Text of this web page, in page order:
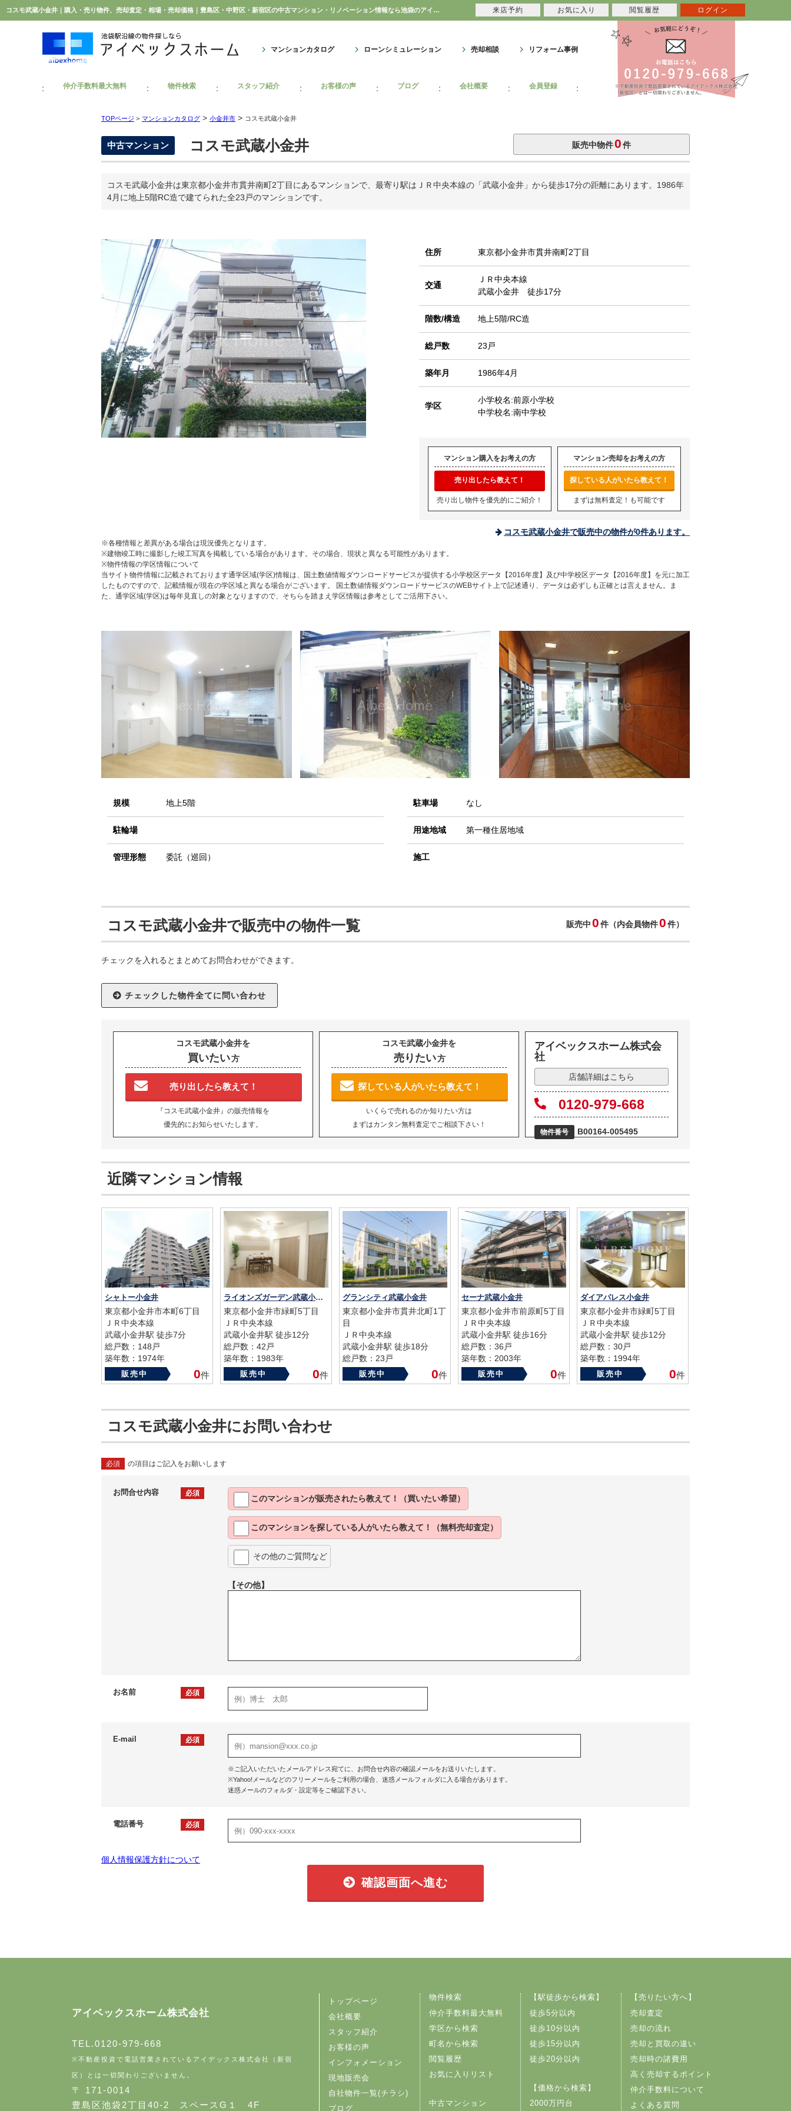
コスモ武蔵小金井｜購入・売り物件、売却査定・相場・売却価格｜豊島区・中野区・新宿区の中古マンション・リノベーション情報なら池袋のアイベックスホーム！のマンション情報のことならアイベックスホーム株式会社
マンションカタログ ローンシミュレーション 売却相談 リフォーム事例
仲介手数料最大無料 物件検索 スタッフ紹介 お客様の声 ブログ 会社概要 会員登録
TOPページ > マンションカタログ > 小金井市 > コスモ武蔵小金井
中古マンション コスモ武蔵小金井 販売中物件0件
コスモ武蔵小金井は東京都小金井市貫井南町2丁目にあるマンションで、最寄り駅はＪＲ中央本線の「武蔵小金井」から徒歩17分の距離にあります。1986年
4月に地上5階RC造で建てられた全23戸のマンションです。
住所 東京都小金井市貫井南町2丁目
交通
ＪＲ中央本線
武蔵小金井 徒歩17分
階数/構造 地上5階/RC造
総戸数 23戸
築年月 1986年4月
学区
小学校名:前原小学校
中学校名:南中学校
マンション購入をお考えの方
売り出したら教えて！
売り出し物件を優先的にご紹介！
マンション売却をお考えの方
探している人がいたら教えて！
まずは無料査定！も可能です
コスモ武蔵小金井で販売中の物件が0件あります。
※各種情報と差異がある場合は現況優先となります。
※建物竣工時に撮影した竣工写真を掲載している場合があります。その場合、現状と異なる可能性があります。
※物件情報の学区情報について
当サイト物件情報に記載されております通学区域(学区)情報は、国土数値情報ダウンロードサービスが提供する小学校区データ【2016年度】及び中学校区データ【2016年度】を元に加工
したものですので、記載情報が現在の学区域と異なる場合がございます。 国土数値情報ダウンロードサービスのWEBサイト上で記述通り、データは必ずしも正確とは言えません。ま
た、通学区域(学区)は毎年見直しの対象となりますので、そちらを踏まえ学区情報は参考としてご活用下さい。
規模 地上5階
駐輪場
管理形態 委託（巡回）
駐車場 なし
用途地域 第一種住居地域
施工
コスモ武蔵小金井で販売中の物件一覧 販売中0件（内会員物件0件）
チェックを入れるとまとめてお問合わせができます。
コスモ武蔵小金井を
買いたい方
売り出したら教えて！
『コスモ武蔵小金井』の販売情報を
優先的にお知らせいたします。
コスモ武蔵小金井を
売りたい方
探している人がいたら教えて！
いくらで売れるのか知りたい方は
まずはカンタン無料査定でご相談下さい！
アイベックスホーム株式会
社
店舗詳細はこちら
0120-979-668
物件番号 B00164-005495
近隣マンション情報
シャトー小金井
東京都小金井市本町6丁目
ＪＲ中央本線
武蔵小金井駅 徒歩7分
総戸数：148戸
築年数：1974年
販売中 0件
ライオンズガーデン武蔵小金井
東京都小金井市緑町5丁目
ＪＲ中央本線
武蔵小金井駅 徒歩12分
総戸数：42戸
築年数：1983年
販売中 0件
グランシティ武蔵小金井
東京都小金井市貫井北町1丁
目
ＪＲ中央本線
武蔵小金井駅 徒歩18分
総戸数：23戸
築年数：2002年
販売中 0件
セーナ武蔵小金井
東京都小金井市前原町5丁目
ＪＲ中央本線
武蔵小金井駅 徒歩16分
総戸数：36戸
築年数：2003年
販売中 0件
ダイアパレス小金井
東京都小金井市緑町5丁目
ＪＲ中央本線
武蔵小金井駅 徒歩12分
総戸数：30戸
築年数：1994年
販売中 0件
コスモ武蔵小金井にお問い合わせ
必須 の項目はご記入をお願いします
お問合せ内容 必須
このマンションが販売されたら教えて！（買いたい希望）
このマンションを探している人がいたら教えて！（無料売却査定）
その他のご質問など
【その他】
お名前 必須
E-mail 必須
※ご記入いただいたメールアドレス宛てに、お問合せ内容の確認メールをお送りいたします。
※Yahoo!メールなどのフリーメールをご利用の場合、迷惑メールフォルダに入る場合があります。
迷惑メールのフォルダ・設定等をご確認下さい。
電話番号 必須
個人情報保護方針について
確認画面へ進む
アイベックスホーム株式会社
TEL.0120-979-668
※不動産投資で電話営業されているアイデックス株式会社（新宿
区）とは一切関わりございません。
〒 171-0014
豊島区池袋2丁目40-2 スペースG１ 4F
トップページ
会社概要
スタッフ紹介
お客様の声
インフォメーション
現地販売会
自社物件一覧(チラシ)
ブログ
物件検索
仲介手数料最大無料
学区から検索
町名から検索
閲覧履歴
お気に入りリスト
中古マンション
【駅徒歩から検索】
徒歩5分以内
徒歩10分以内
徒歩15分以内
徒歩20分以内
【価格から検索】
2000万円台
【売りたい方へ】
売却査定
売却の流れ
売却と買取の違い
売却時の諸費用
高く売却するポイント
仲介手数料について
よくある質問
来店予約 お気に入り 閲覧履歴 ログイン